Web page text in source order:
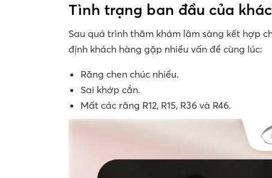
Tình trạng ban đầu của
Sau quá trình thăm khám lâm sàng kết hợp
định khách hàng gặp nhiều vấn đề cùng lúc:
Răng chen chúc nhiều.
Sai khớp cắn.
Mất các răng R12, R15, R36 và R46.